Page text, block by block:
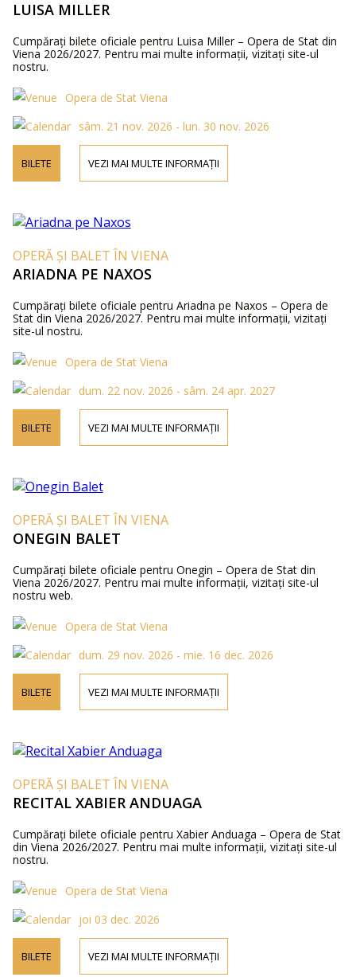
LUISA MILLER
Cumpărați bilete oficiale pentru Luisa Miller – Opera de Stat din
Viena 2026/2027. Pentru mai multe informații, vizitați site-ul
nostru.
Opera de Stat Viena
sâm. 21 nov. 2026 - lun. 30 nov. 2026
BILETE VEZI MAI MULTE INFORMAȚII
OPERĂ ȘI BALET ÎN VIENA
ARIADNA PE NAXOS
Cumpărați bilete oficiale pentru Ariadna pe Naxos – Opera de
Stat din Viena 2026/2027. Pentru mai multe informații, vizitați
site-ul nostru.
Opera de Stat Viena
dum. 22 nov. 2026 - sâm. 24 apr. 2027
BILETE VEZI MAI MULTE INFORMAȚII
OPERĂ ȘI BALET ÎN VIENA
ONEGIN BALET
Cumpărați bilete oficiale pentru Onegin – Opera de Stat din
Viena 2026/2027. Pentru mai multe informații, vizitați site-ul
nostru web.
Opera de Stat Viena
dum. 29 nov. 2026 - mie. 16 dec. 2026
BILETE VEZI MAI MULTE INFORMAȚII
OPERĂ ȘI BALET ÎN VIENA
RECITAL XABIER ANDUAGA
Cumpărați bilete oficiale pentru Xabier Anduaga – Opera de Stat
din Viena 2026/2027. Pentru mai multe informații, vizitați site-ul
nostru.
Opera de Stat Viena
joi 03 dec. 2026
BILETE VEZI MAI MULTE INFORMAȚII